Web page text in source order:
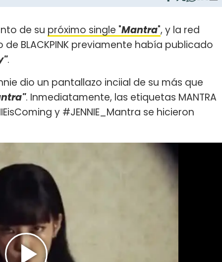
de su próximo single "Mantra", y la red
BLACKPINK previamente había publicado
.
dio un pantallazo inciial de su más que
. Inmediatamente, las etiquetas MANTRA
y #JENNIE_Mantra se hicieron